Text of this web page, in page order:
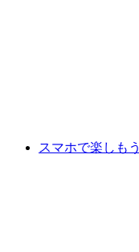
スマホで楽しもう